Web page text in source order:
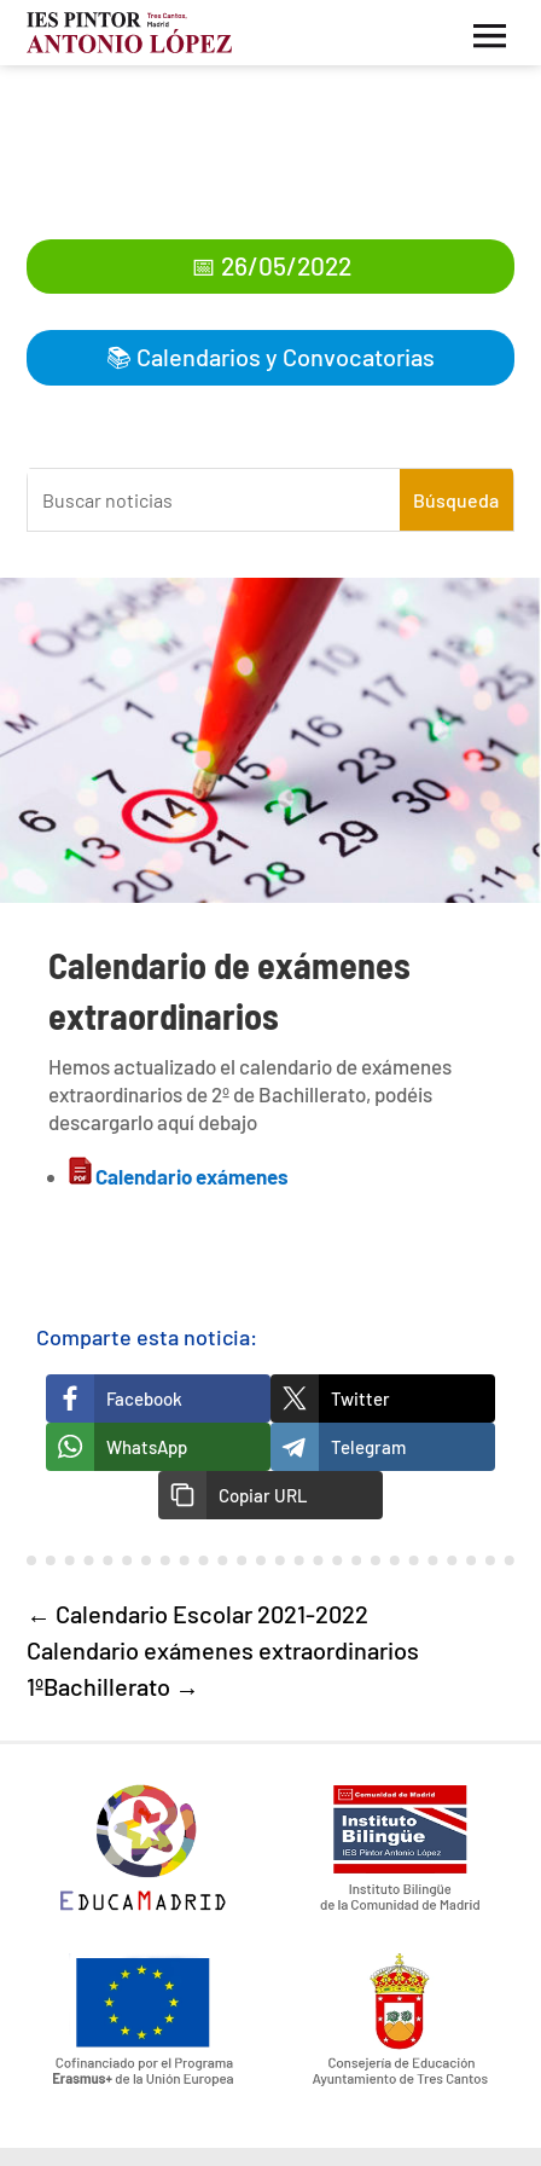
📅 26/05/2022
📚 Calendarios y Convocatorias
Calendario de exámenes
extraordinarios
Hemos actualizado el calendario de exámenes
extraordinarios de 2º de Bachillerato, podéis
descargarlo aquí debajo
Calendario exámenes
Comparte esta noticia:
Facebook Twitter
WhatsApp Telegram
Copiar URL
← Calendario Escolar 2021-2022
Calendario exámenes extraordinarios
1ºBachillerato →